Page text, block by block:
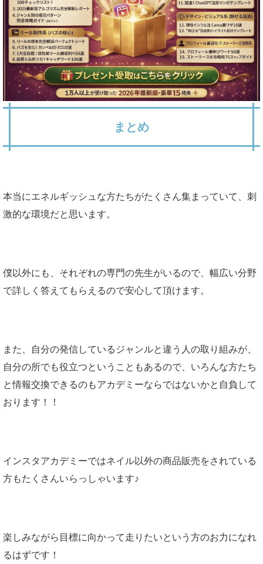
まとめ
本当にエネルギッシュな方たちがたくさん集まっていて、刺
激的な環境だと思います。
僕以外にも、それぞれの専門の先生がいるので、幅広い分野
で詳しく答えてもらえるので安心して頂けます。
また、自分の発信しているジャンルと違う人の取り組みが、
自分の所でも役立つということもあるので、いろんな方たち
と情報交換できるのもアカデミーならではないかと自負して
おります！！
インスタアカデミーではネイル以外の商品販売をされている
方もたくさんいらっしゃいます♪
楽しみながら目標に向かって走りたいという方のお力になれ
るはずです！